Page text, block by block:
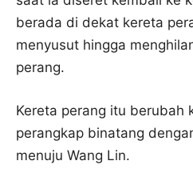
berada di dekat kereta
menyusut hingga
perang.
Kereta perang itu berubah
perangkap binatang
menuju Wang Lin.